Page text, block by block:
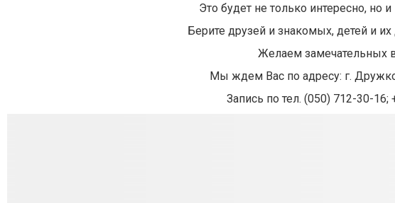
Это будет не только интересно, но
Берите друзей и знакомых, детей и
Желаем замечательных
Мы ждем Вас по адресу: г.
Запись по тел. (050) 712-30-16;